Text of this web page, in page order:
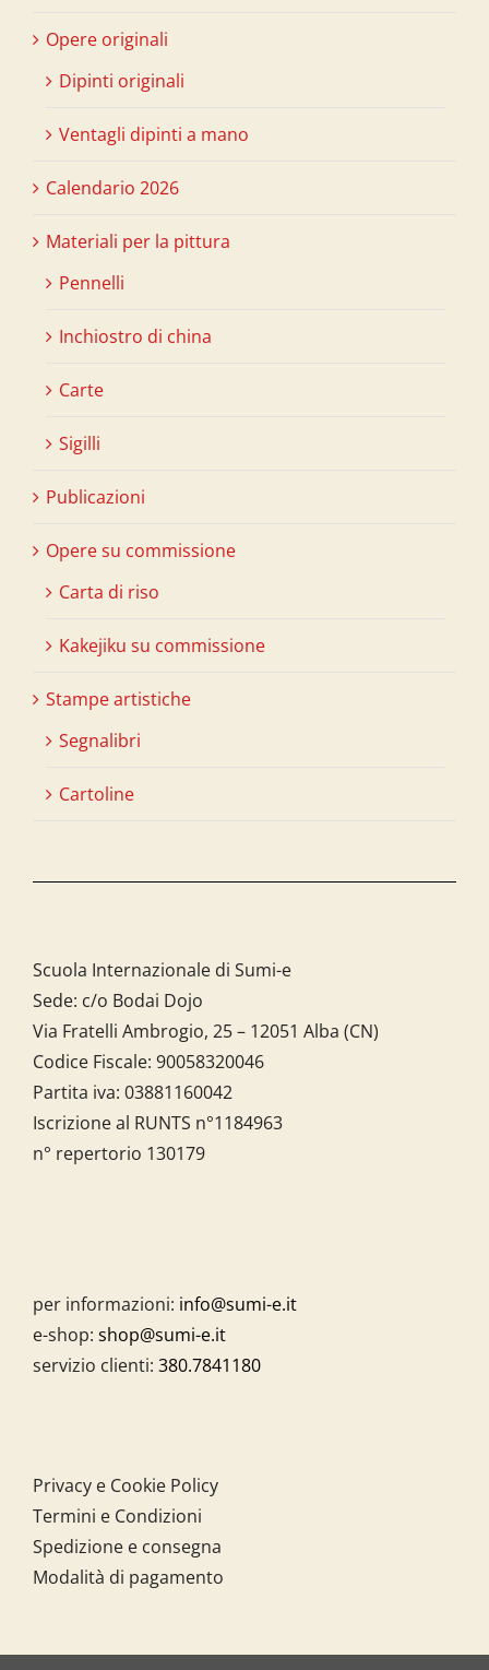
Opere originali
Dipinti originali
Ventagli dipinti a mano
Calendario 2026
Materiali per la pittura
Pennelli
Inchiostro di china
Carte
Sigilli
Publicazioni
Opere su commissione
Carta di riso
Kakejiku su commissione
Stampe artistiche
Segnalibri
Cartoline
Scuola Internazionale di Sumi-e
Sede: c/o Bodai Dojo
Via Fratelli Ambrogio, 25 – 12051 Alba (CN)
Codice Fiscale: 90058320046
Partita iva: 03881160042
Iscrizione al RUNTS n°1184963
n° repertorio 130179
per informazioni: info@sumi-e.it
e-shop: shop@sumi-e.it
servizio clienti: 380.7841180
Privacy e Cookie Policy
Termini e Condizioni
Spedizione e consegna
Modalità di pagamento